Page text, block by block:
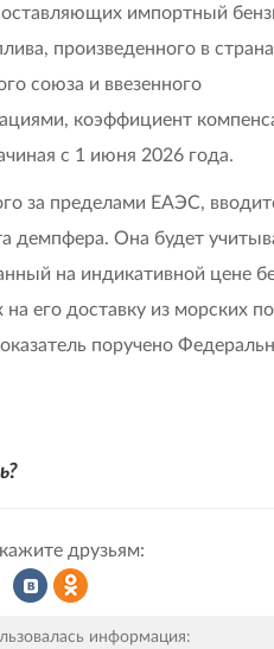
импортный
произведенного в
союза и ввезенного
коэффициент
с 1 июня 2026 года.
за пределами ЕАЭС,
демпфера. Она будет
на индикативной цене
его доставку из морских
поручено
друзьям:
информация: